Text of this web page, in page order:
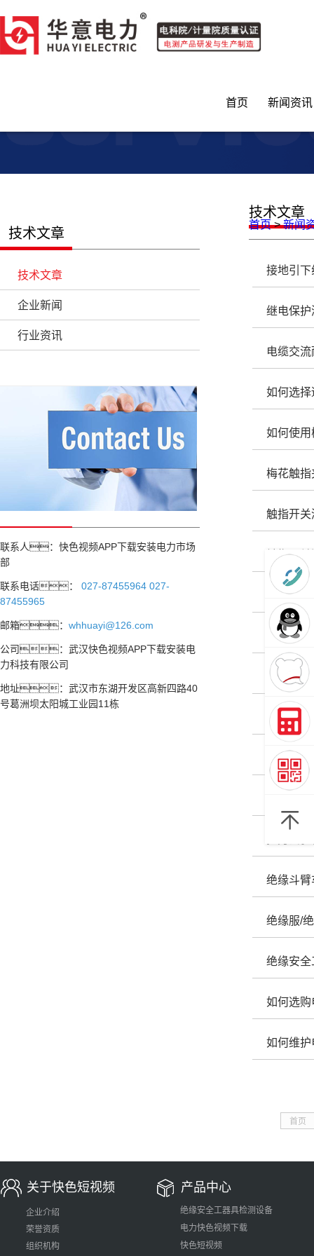
首页 新闻资讯
技术文章
技术文章
企业新闻
行业资讯
联系人：快色视频APP下载安装电力市场
部
联系电话：
027-87455964 027-
87455965
邮箱： whhuayi@126.com
公司：武汉快色视频APP下载安装电
力科技有限公司
地址：武汉市东湖开发区高新四路40
号葛洲坝太阳城工业园11栋
技术文
首页 > 新闻
接地引下
继电保护
电缆交
如何选择
如何使用
梅花触指
触指开关
触指开
如何保
如何选
便携式
拉力试
拉力试
绝缘斗臂
绝缘服/
绝缘安全
如何选购
如何维护
首页
关于快色短视频
企业介绍
荣誉资质
组织机构
产品中心
绝缘安全工器具检测设备
电力快色视频下载
快色短视频